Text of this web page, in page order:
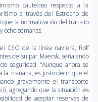
cauteloso respecto a la
a través del Estrecho de
la normalización del tránsito
ocho semanas.
CEO de la línea naviera, Rolf
de su par Maersk, señalando
seguridad. “Aunque ahora se
la mañana, es justo decir que el
gravemente el transporte
agregando que la situación es
de aceptar reservas de